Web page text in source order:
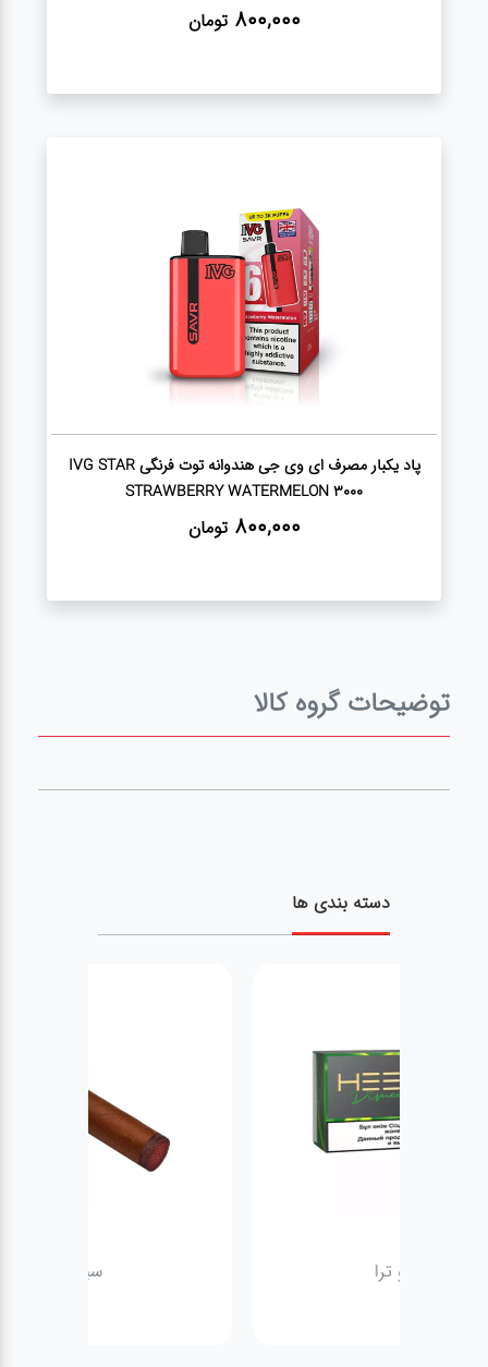
800,000 تومان
پاد یکبار مصرف ای وی جی هندوانه توت فرنگی IVG STAR
STRAWBERRY WATERMELON 3000
800,000 تومان
توضیحات گروه کالا
دسته بندی ها